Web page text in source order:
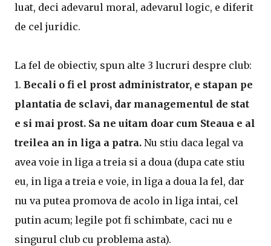
luat, deci adevarul moral, adevarul logic, e diferit
de cel juridic.
La fel de obiectiv, spun alte 3 lucruri despre club:
1. Becali o fi el prost administrator, e stapan pe
plantatia de sclavi, dar managementul de stat
e si mai prost. Sa ne uitam doar cum Steaua e al
treilea an in liga a patra. Nu stiu daca legal va
avea voie in liga a treia si a doua (dupa cate stiu
eu, in liga a treia e voie, in liga a doua la fel, dar
nu va putea promova de acolo in liga intai, cel
putin acum; legile pot fi schimbate, caci nu e
singurul club cu problema asta).